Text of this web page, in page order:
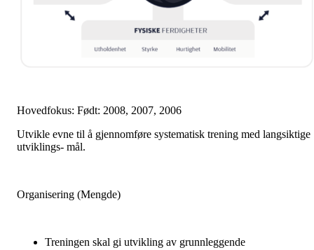
Hovedfokus: Født: 2008, 2007, 2006
Utvikle evne til å gjennomføre systematisk trening med langsiktige
utviklings- mål.
Organisering (Mengde)
Treningen skal gi utvikling av grunnleggende